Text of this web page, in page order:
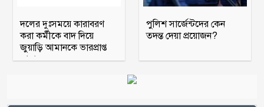
দলের দুঃসময়ে কারাবরণ
করা কর্মীকে বাদ দিয়ে
জুয়াড়ি আমানকে ভারপ্রাপ্ত
আহ্বায়ক
পুলিশ সার্জেন্টদের কেন
তদন্ত দেয়া প্রয়োজন?